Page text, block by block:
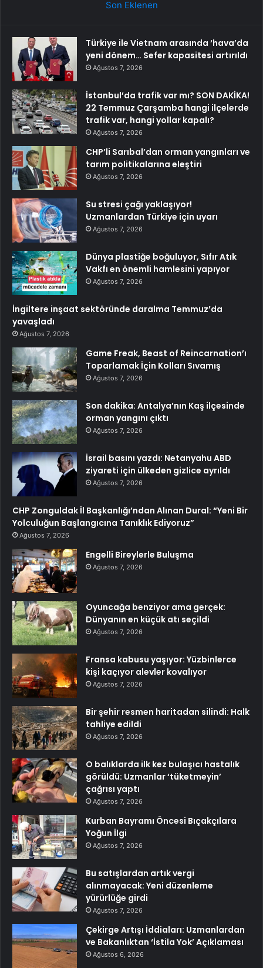
Son Eklenen
Türkiye ile Vietnam arasında ‘hava’da
yeni dönem… Sefer kapasitesi artırıldı
Ağustos 7, 2026
İstanbul’da trafik var mı? SON DAKİKA!
22 Temmuz Çarşamba hangi ilçelerde
trafik var, hangi yollar kapalı?
Ağustos 7, 2026
CHP’li Sarıbal’dan orman yangınları ve
tarım politikalarına eleştiri
Ağustos 7, 2026
Su stresi çağı yaklaşıyor!
Uzmanlardan Türkiye için uyarı
Ağustos 7, 2026
Dünya plastiğe boğuluyor, Sıfır Atık
Vakfı en önemli hamlesini yapıyor
Ağustos 7, 2026
İngiltere inşaat sektöründe daralma Temmuz’da
yavaşladı
Ağustos 7, 2026
Game Freak, Beast of Reincarnation’ı
Toparlamak İçin Kolları Sıvamış
Ağustos 7, 2026
Son dakika: Antalya’nın Kaş ilçesinde
orman yangını çıktı
Ağustos 7, 2026
İsrail basını yazdı: Netanyahu ABD
ziyareti için ülkeden gizlice ayrıldı
Ağustos 7, 2026
CHP Zonguldak İl Başkanlığı’ndan Alınan Dural: “Yeni Bir
Yolculuğun Başlangıcına Tanıklık Ediyoruz”
Ağustos 7, 2026
Engelli Bireylerle Buluşma
Ağustos 7, 2026
Oyuncağa benziyor ama gerçek:
Dünyanın en küçük atı seçildi
Ağustos 7, 2026
Fransa kabusu yaşıyor: Yüzbinlerce
kişi kaçıyor alevler kovalıyor
Ağustos 7, 2026
Bir şehir resmen haritadan silindi: Halk
tahliye edildi
Ağustos 7, 2026
O balıklarda ilk kez bulaşıcı hastalık
görüldü: Uzmanlar ‘tüketmeyin’
çağrısı yaptı
Ağustos 7, 2026
Kurban Bayramı Öncesi Bıçakçılara
Yoğun İlgi
Ağustos 7, 2026
Bu satışlardan artık vergi
alınmayacak: Yeni düzenleme
yürürlüğe girdi
Ağustos 7, 2026
Çekirge Artışı İddiaları: Uzmanlardan
ve Bakanlıktan ‘İstila Yok’ Açıklaması
Ağustos 6, 2026